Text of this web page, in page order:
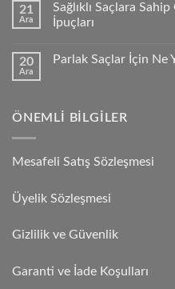
21
Ara
Sağlıklı Saçlara
İpuçları
20
Ara
Parlak Saçlar İçin Ne
ÖNEMLI BILGILER
Mesafeli Satış Sözleşmesi
Üyelik Sözleşmesi
Gizlilik ve Güvenlik
Garanti ve İade Koşulları